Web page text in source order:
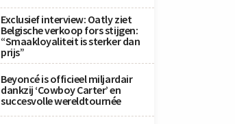
Exclusief interview: Oatly ziet
Belgische verkoop fors stijgen:
“Smaakloyaliteit is sterker dan
prijs”
Beyoncé is officieel miljardair
dankzij ‘Cowboy Carter’ en
succesvolle wereldtournée